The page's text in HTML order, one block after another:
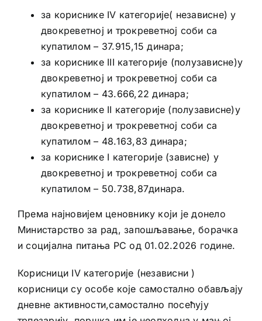
за кориснике IV категорије( независне) у
двокреветној и трокреветној соби са
купатилом – 37.915,15 динара;
за кориснике III категорије (полузависне)у
двокреветној и трокреветној соби са
купатилом – 43.666,22 динара;
за кориснике II категорије (полузависне)у
двокреветној и трокреветној соби са
купатилом – 48.163,83 динара;
за кориснике I категорије (зависне) у
двокреветној и трокреветној соби са
купатилом – 50.738,87динара.
Према најновијем ценовнику који је донело
Министарство за рад, запошљавање, борачка
и социјална питања РС од 01.02.2026 године.
Корисници IV категорије (независни )
корисници су особе које самостално обављају
дневне активности,самостално посећују